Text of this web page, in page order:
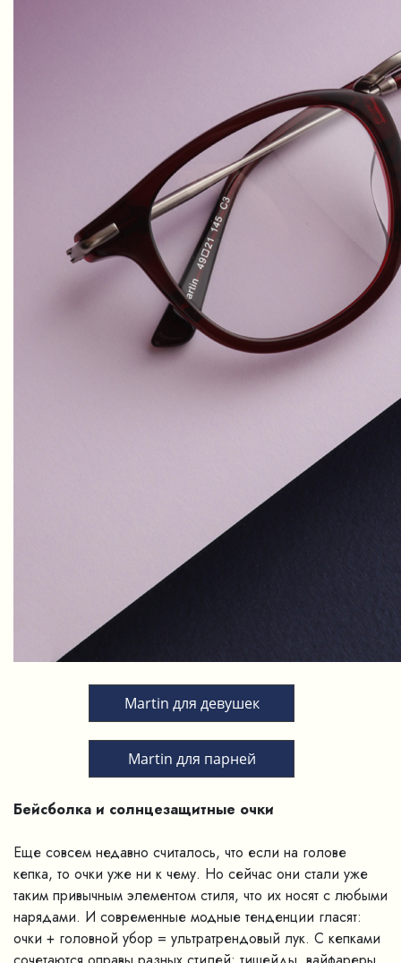
Martin для девушек
Martin для парней
Бейсболка и солнцезащитные очки
Еще совсем недавно считалось, что если на голове
кепка, то очки уже ни к чему. Но сейчас они стали уже
таким привычным элементом стиля, что их носят с любыми
нарядами. И современные модные тенденции гласят:
очки + головной убор = ультратрендовый лук. С кепками